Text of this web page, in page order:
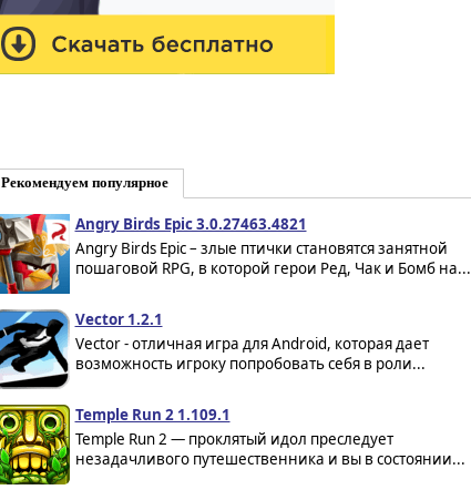
Рекомендуем популярное
Angry Birds Epic 3.0.27463.4821
Angry Birds Epic – злые птички становятся занятной
пошаговой RPG, в которой герои Ред, Чак и Бомб на...
Vector 1.2.1
Vector - отличная игра для Android, которая дает
возможность игроку попробовать себя в роли...
Temple Run 2 1.109.1
Temple Run 2 — проклятый идол преследует
незадачливого путешественника и вы в состоянии...